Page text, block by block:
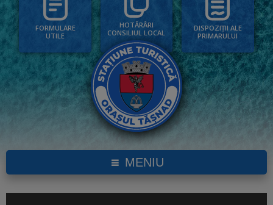
FORMULARE
UTILE
HOTĂRÂRI
CONSILIUL LOCAL
DISPOZIȚII ALE
PRIMARULUI
MENIU